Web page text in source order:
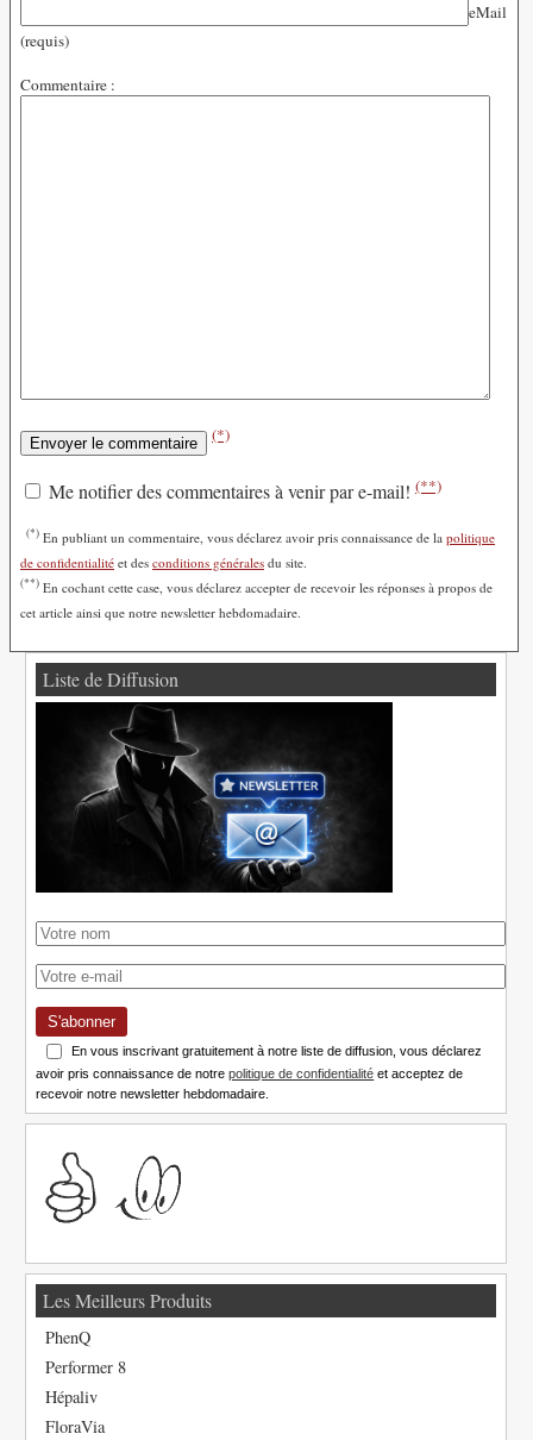
eMail
(requis)
Commentaire :
(*)
Me notifier des commentaires à venir par e-mail! (**)
(*) En publiant un commentaire, vous déclarez avoir pris connaissance de la politique
de confidentialité et des conditions générales du site.
(**) En cochant cette case, vous déclarez accepter de recevoir les réponses à propos de
cet article ainsi que notre newsletter hebdomadaire.
Liste de Diffusion
S'abonner
En vous inscrivant gratuitement à notre liste de diffusion, vous déclarez
avoir pris connaissance de notrepolitique de confidentialité et acceptez de
recevoir notre newsletter hebdomadaire.
Les Meilleurs Produits
PhenQ
Performer 8
Hépaliv
FloraVia